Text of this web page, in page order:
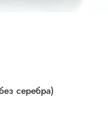
серебра)